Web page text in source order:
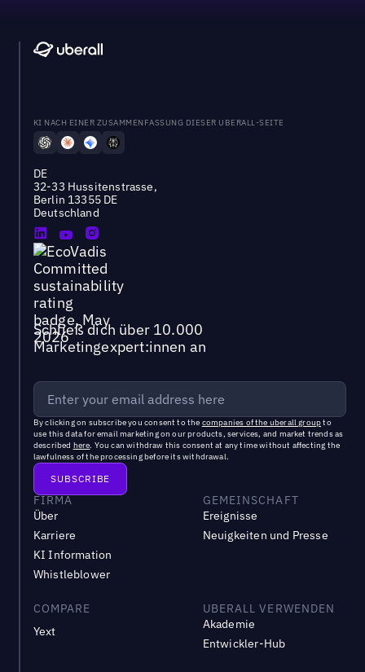
KI NACH EINER ZUSAMMENFASSUNG DIESER UBERALL-SEITE
DE
32-33 Hussitenstrasse,
Berlin 13355 DE
Deutschland
Schließ dich über 10.000
Marketingexpert:innen an
By clicking on subscribe you consent to the companies of the uberall groupto
use this data for email marketing on our products, services, and market trends as
described here. You can withdraw this consent at any time without affecting the
lawfulness of the processing before its withdrawal.
FIRMA
Über
Karriere
KI Information
Whistleblower
GEMEINSCHAFT
Ereignisse
Neuigkeiten und Presse
COMPARE
Yext
UBERALL VERWENDEN
Akademie
Entwickler-Hub